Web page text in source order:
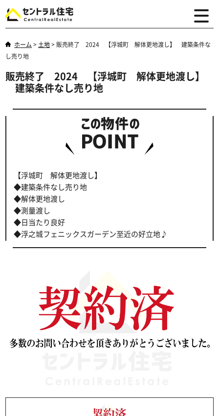
ホーム > 土地> 販売終了 2024 【浮城町 解体更地渡し】 建築条件な
し売り地
販売終了 2024 【浮城町 解体更地渡し】
建築条件なし売り地
【浮城町 解体更地渡し】
◆建築条件なし売り地
◆解体更地渡し
◆測量渡し
◆日当たり良好
◆浮之城フェニックスガーデン至近の好立地♪